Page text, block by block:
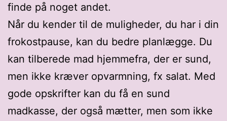
finde på noget andet.
Når du kender til de muligheder, du har i din
frokostpause, kan du bedre planlægge. Du
kan tilberede mad hjemmefra, der er sund,
men ikke kræver opvarmning, fx salat. Med
gode opskrifter kan du få en sund
madkasse, der også mætter, men som ikke